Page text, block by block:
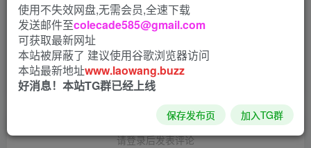
评分
欢迎为他评分
请登录后发表评论
使用不失效网盘,无需会员,全速下载
发送邮件至colecade585@gmail.com
可获取最新网址
本站被屏蔽了 建议使用谷歌浏览器访问
本站最新地址www.laowang.buzz
好消息！本站TG群已经上线
保存发布页 加入TG群